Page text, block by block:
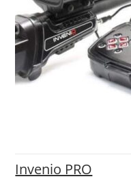
Invenio PRO